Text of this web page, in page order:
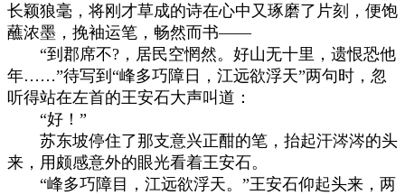
长颖狼毫，将刚才草成的诗在心中又琢磨了片刻，便饱
蘸浓墨，挽袖运笔，畅然而书——
“到郡席不?，居民空惘然。好山无十里，遗恨恐他
年……”待写到“峰多巧障日，江远欲浮天”两句时，忽
听得站在左首的王安石大声叫道：
“好！”
苏东坡停住了那支意兴正酣的笔，抬起汗涔涔的头
来，用颇感意外的眼光看着王安石。
“峰多巧障目，江远欲浮天。”王安石仰起头来，两